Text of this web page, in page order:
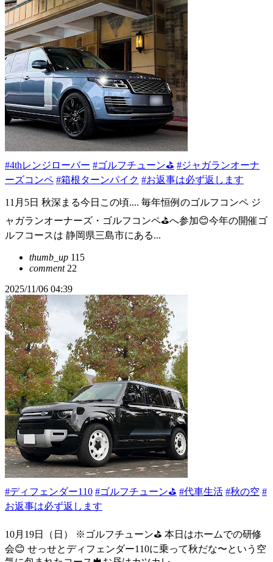
#4thレンジローバー #ゴルフチューン⛳ #ジャガランオーナ
ーズコンペ #箱根ターンパイク #お返事は必ず返します
11月5日 秋深まる今日この頃.... 毎年恒例のゴルフコンペ ジ
ャガランオーナーズ・ゴルフコンペ⛳️へ参加😊今年の開催ゴ
ルフコースは 静岡県三島市にある...
thumb_up 115
comment22
2025/11/06 04:39
#ディフェンダー110 #ゴルフチューン⛳ #代車生活 #秋の空 #
お返事は必ず返します
10月19日（日） ※ゴルフチューン⛳️ 本日はホームでの研修
会😊 せっせとディフェンダー110に乗って秋だな〜という空